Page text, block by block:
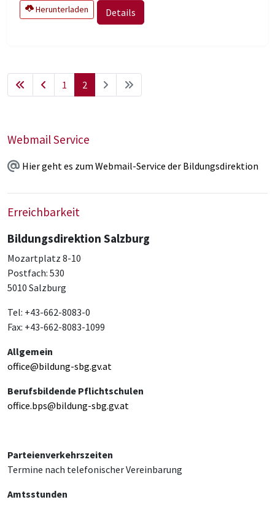
Herunterladen Details
1 2
Webmail Service
Hier geht es zum Webmail-Service der Bildungsdirektion
Erreichbarkeit
Bildungsdirektion Salzburg
Mozartplatz 8-10
Postfach: 530
5010 Salzburg
Tel: +43-662-8083-0
Fax: +43-662-8083-1099
Allgemein
office@bildung-sbg.gv.at
Berufsbildende Pflichtschulen
office.bps@bildung-sbg.gv.at
Parteienverkehrszeiten
Termine nach telefonischer Vereinbarung
Amtsstunden